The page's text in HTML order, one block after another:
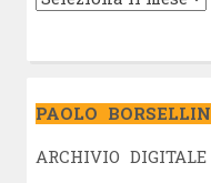
PAOLO
ARCHIVIO